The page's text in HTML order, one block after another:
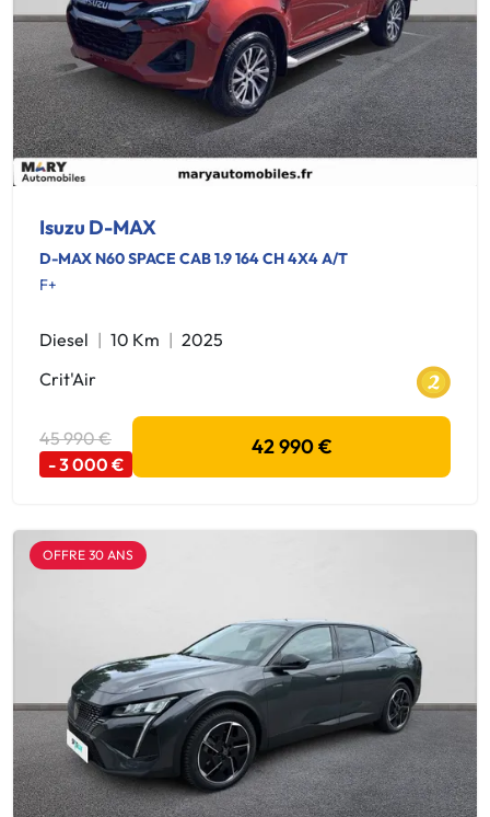
Isuzu D-MAX
D-MAX N60 SPACE CAB 1.9 164 CH 4X4 A/T
F+
Diesel 10 Km
2025
Crit'Air
45 990 €
- 3 000 €
42 990 €
OFFRE 30 ANS